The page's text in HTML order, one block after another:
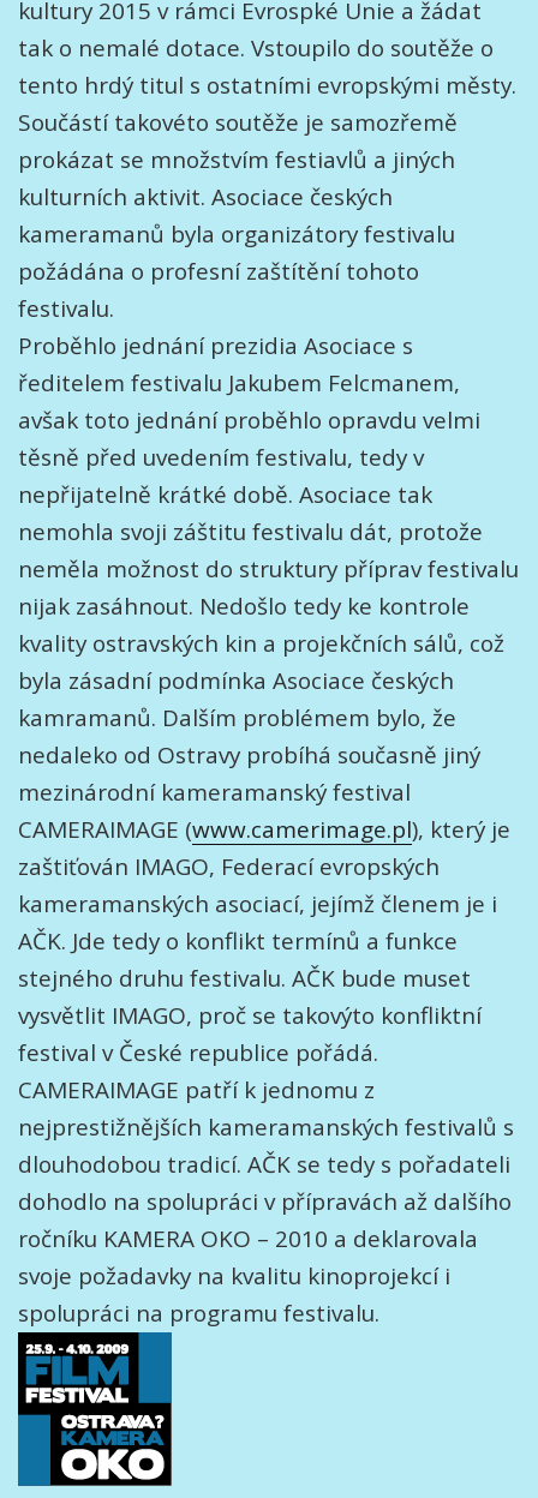
kultury 2015 v rámci Evrospké Unie a žádat
tak o nemalé dotace. Vstoupilo do soutěže o
tento hrdý titul s ostatními evropskými městy.
Součástí takovéto soutěže je samozřemě
prokázat se množstvím festiavlů a jiných
kulturních aktivit. Asociace českých
kameramanů byla organizátory festivalu
požádána o profesní zaštítění tohoto
festivalu.
Proběhlo jednání prezidia Asociace s
ředitelem festivalu Jakubem Felcmanem,
avšak toto jednání proběhlo opravdu velmi
těsně před uvedením festivalu, tedy v
nepřijatelně krátké době. Asociace tak
nemohla svoji záštitu festivalu dát, protože
neměla možnost do struktury příprav festivalu
nijak zasáhnout. Nedošlo tedy ke kontrole
kvality ostravských kin a projekčních sálů, což
byla zásadní podmínka Asociace českých
kamramanů. Dalším problémem bylo, že
nedaleko od Ostravy probíhá současně jiný
mezinárodní kameramanský festival
CAMERAIMAGE (www.camerimage.pl), který je
zaštiťován IMAGO, Federací evropských
kameramanských asociací, jejímž členem je i
AČK. Jde tedy o konflikt termínů a funkce
stejného druhu festivalu. AČK bude muset
vysvětlit IMAGO, proč se takovýto konfliktní
festival v České republice pořádá.
CAMERAIMAGE patří k jednomu z
nejprestižnějších kameramanských festivalů s
dlouhodobou tradicí. AČK se tedy s pořadateli
dohodlo na spolupráci v přípravách až dalšího
ročníku KAMERA OKO – 2010 a deklarovala
svoje požadavky na kvalitu kinoprojekcí i
spolupráci na programu festivalu.